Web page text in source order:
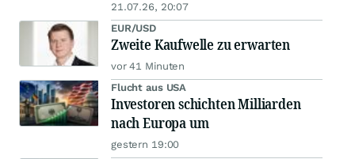
21.07.26, 20:07
EUR/USD
Zweite Kaufwelle zu erwarten
vor 41 Minuten
Flucht aus USA
Investoren schichten Milliarden
nach Europa um
gestern 19:00